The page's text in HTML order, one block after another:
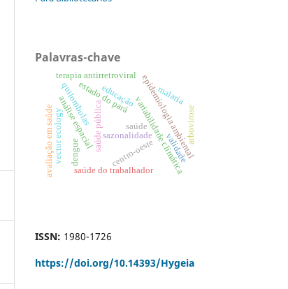
Palavras-chave
sazonalidadeepidemiologia ambiental
saúde pública
estado do parávariabilidade climática
análise espacial arbovirose
centro-oeste
saúde do trabalhador
validade
terapia antirretroviral
malaria
vector ecology
avaliação em saúde dengue
educação
saúde
quilombolas
ISSN: 1980-1726
https://doi.org/10.14393/Hygeia